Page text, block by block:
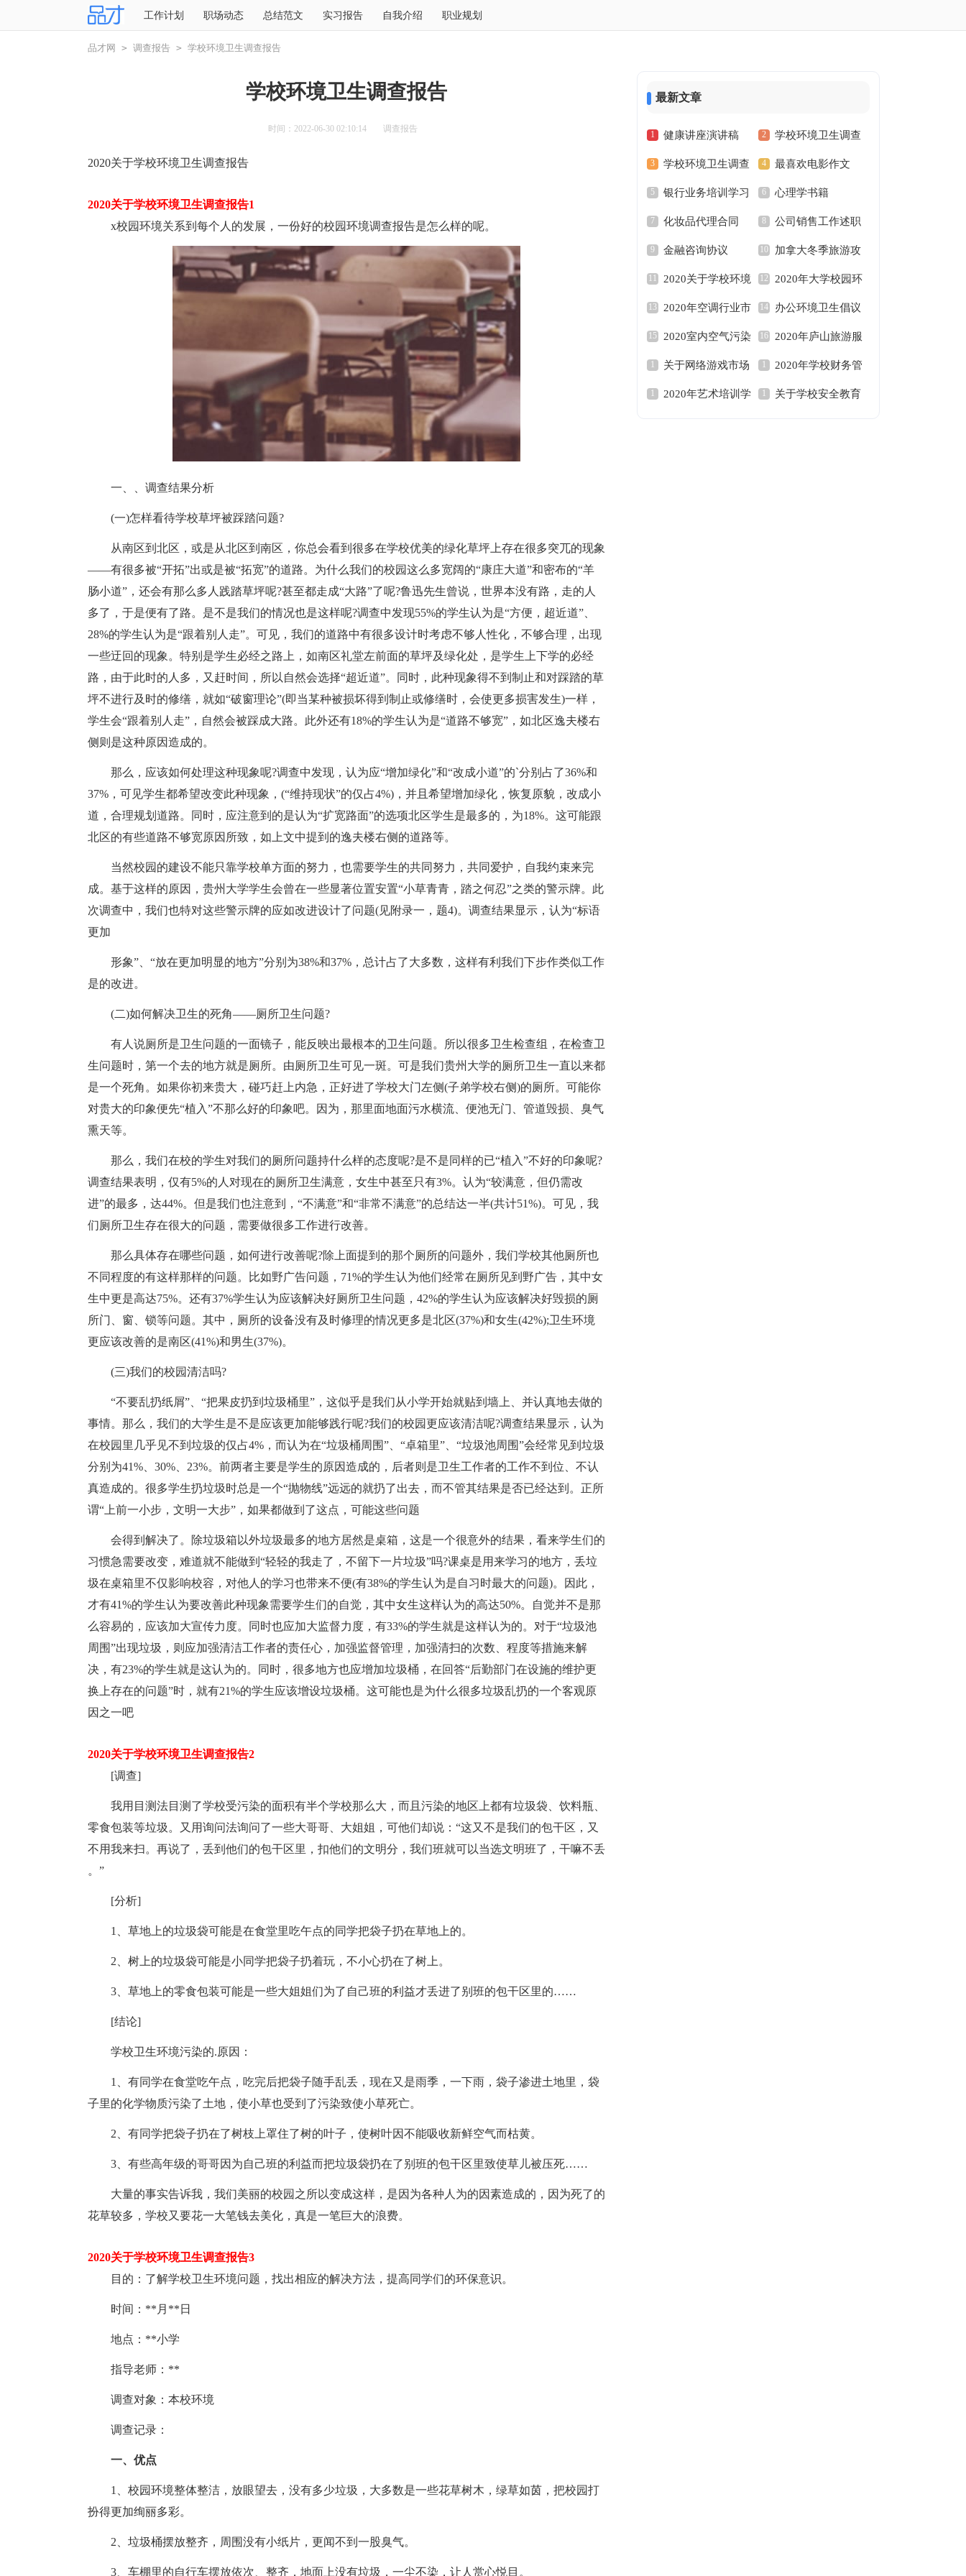
工作计划 职场动态 总结范文 实习报告 自我介绍 职业规划
品才网 > 调查报告 > 学校环境卫生调查报告
学校环境卫生调查报告
时间：2022-06-30 02:10:14 调查报告
2020关于学校环境卫生调查报告
2020关于学校环境卫生调查报告1
x校园环境关系到每个人的发展，一份好的校园环境调查报告是怎么样的呢。
一、、调查结果分析
(一)怎样看待学校草坪被踩踏问题?
从南区到北区，或是从北区到南区，你总会看到很多在学校优美的绿化草坪上存在很多突兀的现象
——有很多被“开拓”出或是被“拓宽”的道路。为什么我们的校园这么多宽阔的“康庄大道”和密布的“羊
肠小道”，还会有那么多人践踏草坪呢?甚至都走成“大路”了呢?鲁迅先生曾说，世界本没有路，走的人
多了，于是便有了路。是不是我们的情况也是这样呢?调查中发现55%的学生认为是“方便，超近道”、
28%的学生认为是“跟着别人走”。可见，我们的道路中有很多设计时考虑不够人性化，不够合理，出现
一些迂回的现象。特别是学生必经之路上，如南区礼堂左前面的草坪及绿化处，是学生上下学的必经
路，由于此时的人多，又赶时间，所以自然会选择“超近道”。同时，此种现象得不到制止和对踩踏的草
坪不进行及时的修缮，就如“破窗理论”(即当某种被损坏得到制止或修缮时，会使更多损害发生)一样，
学生会“跟着别人走”，自然会被踩成大路。此外还有18%的学生认为是“道路不够宽”，如北区逸夫楼右
侧则是这种原因造成的。
那么，应该如何处理这种现象呢?调查中发现，认为应“增加绿化”和“改成小道”的`分别占了36%和
37%，可见学生都希望改变此种现象，(“维持现状”的仅占4%)，并且希望增加绿化，恢复原貌，改成小
道，合理规划道路。同时，应注意到的是认为“扩宽路面”的选项北区学生是最多的，为18%。这可能跟
北区的有些道路不够宽原因所致，如上文中提到的逸夫楼右侧的道路等。
当然校园的建设不能只靠学校单方面的努力，也需要学生的共同努力，共同爱护，自我约束来完
成。基于这样的原因，贵州大学学生会曾在一些显著位置安置“小草青青，踏之何忍”之类的警示牌。此
次调查中，我们也特对这些警示牌的应如改进设计了问题(见附录一，题4)。调查结果显示，认为“标语
更加
形象”、“放在更加明显的地方”分别为38%和37%，总计占了大多数，这样有利我们下步作类似工作
是的改进。
(二)如何解决卫生的死角——厕所卫生问题?
有人说厕所是卫生问题的一面镜子，能反映出最根本的卫生问题。所以很多卫生检查组，在检查卫
生问题时，第一个去的地方就是厕所。由厕所卫生可见一斑。可是我们贵州大学的厕所卫生一直以来都
是一个死角。如果你初来贵大，碰巧赶上内急，正好进了学校大门左侧(子弟学校右侧)的厕所。可能你
对贵大的印象便先“植入”不那么好的印象吧。因为，那里面地面污水横流、便池无门、管道毁损、臭气
熏天等。
那么，我们在校的学生对我们的厕所问题持什么样的态度呢?是不是同样的已“植入”不好的印象呢?
调查结果表明，仅有5%的人对现在的厕所卫生满意，女生中甚至只有3%。认为“较满意，但仍需改
进”的最多，达44%。但是我们也注意到，“不满意”和“非常不满意”的总结达一半(共计51%)。可见，我
们厕所卫生存在很大的问题，需要做很多工作进行改善。
那么具体存在哪些问题，如何进行改善呢?除上面提到的那个厕所的问题外，我们学校其他厕所也
不同程度的有这样那样的问题。比如野广告问题，71%的学生认为他们经常在厕所见到野广告，其中女
生中更是高达75%。还有37%学生认为应该解决好厕所卫生问题，42%的学生认为应该解决好毁损的厕
所门、窗、锁等问题。其中，厕所的设备没有及时修理的情况更多是北区(37%)和女生(42%);卫生环境
更应该改善的是南区(41%)和男生(37%)。
(三)我们的校园清洁吗?
“不要乱扔纸屑”、“把果皮扔到垃圾桶里”，这似乎是我们从小学开始就贴到墙上、并认真地去做的
事情。那么，我们的大学生是不是应该更加能够践行呢?我们的校园更应该清洁呢?调查结果显示，认为
在校园里几乎见不到垃圾的仅占4%，而认为在“垃圾桶周围”、“卓箱里”、“垃圾池周围”会经常见到垃圾
分别为41%、30%、23%。前两者主要是学生的原因造成的，后者则是卫生工作者的工作不到位、不认
真造成的。很多学生扔垃圾时总是一个“抛物线”远远的就扔了出去，而不管其结果是否已经达到。正所
谓“上前一小步，文明一大步”，如果都做到了这点，可能这些问题
会得到解决了。除垃圾箱以外垃圾最多的地方居然是桌箱，这是一个很意外的结果，看来学生们的
习惯急需要改变，难道就不能做到“轻轻的我走了，不留下一片垃圾”吗?课桌是用来学习的地方，丢垃
圾在桌箱里不仅影响校容，对他人的学习也带来不便(有38%的学生认为是自习时最大的问题)。因此，
才有41%的学生认为要改善此种现象需要学生们的自觉，其中女生这样认为的高达50%。自觉并不是那
么容易的，应该加大宣传力度。同时也应加大监督力度，有33%的学生就是这样认为的。对于“垃圾池
周围”出现垃圾，则应加强清洁工作者的责任心，加强监督管理，加强清扫的次数、程度等措施来解
决，有23%的学生就是这认为的。同时，很多地方也应增加垃圾桶，在回答“后勤部门在设施的维护更
换上存在的问题”时，就有21%的学生应该增设垃圾桶。这可能也是为什么很多垃圾乱扔的一个客观原
因之一吧
2020关于学校环境卫生调查报告2
[调查]
我用目测法目测了学校受污染的面积有半个学校那么大，而且污染的地区上都有垃圾袋、饮料瓶、
零食包装等垃圾。又用询问法询问了一些大哥哥、大姐姐，可他们却说：“这又不是我们的包干区，又
不用我来扫。再说了，丢到他们的包干区里，扣他们的文明分，我们班就可以当选文明班了，干嘛不丢
。”
[分析]
1、草地上的垃圾袋可能是在食堂里吃午点的同学把袋子扔在草地上的。
2、树上的垃圾袋可能是小同学把袋子扔着玩，不小心扔在了树上。
3、草地上的零食包装可能是一些大姐姐们为了自己班的利益才丢进了别班的包干区里的……
[结论]
学校卫生环境污染的.原因：
1、有同学在食堂吃午点，吃完后把袋子随手乱丢，现在又是雨季，一下雨，袋子渗进土地里，袋
子里的化学物质污染了土地，使小草也受到了污染致使小草死亡。
2、有同学把袋子扔在了树枝上罩住了树的叶子，使树叶因不能吸收新鲜空气而枯黄。
3、有些高年级的哥哥因为自己班的利益而把垃圾袋扔在了别班的包干区里致使草儿被压死……
大量的事实告诉我，我们美丽的校园之所以变成这样，是因为各种人为的因素造成的，因为死了的
花草较多，学校又要花一大笔钱去美化，真是一笔巨大的浪费。
2020关于学校环境卫生调查报告3
目的：了解学校卫生环境问题，找出相应的解决方法，提高同学们的环保意识。
时间：**月**日
地点：**小学
指导老师：**
调查对象：本校环境
调查记录：
一、优点
1、校园环境整体整洁，放眼望去，没有多少垃圾，大多数是一些花草树木，绿草如茵，把校园打
扮得更加绚丽多彩。
2、垃圾桶摆放整齐，周围没有小纸片，更闻不到一股臭气。
3、车棚里的自行车摆放依次、整齐，地面上没有垃圾，一尘不染，让人赏心悦目。
最新文章
健康讲座演讲稿 学校环境卫生调查
报告
学校环境卫生调查
报告
最喜欢电影作文
银行业务培训学习
心得
心理学书籍
化妆品代理合同 公司销售工作述职
报告
金融咨询协议 加拿大冬季旅游攻
略
2020关于学校环境
卫生调查报告
2020年大学校园环
境调查报告
2020年空调行业市
场调查报告
办公环境卫生倡议
书
2020室内空气污染
调查报告
2020年庐山旅游服
务市场调查报告
关于网络游戏市场
调查报告
2020年学校财务管
理制度范本
2020年艺术培训学 关于学校安全教育